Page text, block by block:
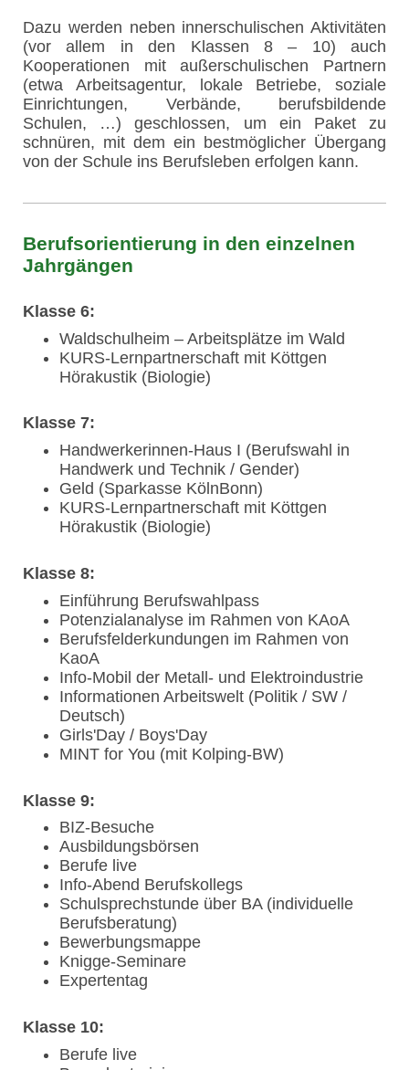
Dazu werden neben innerschulischen Aktivitäten
(vor allem in den Klassen 8 – 10) auch
Kooperationen mit außerschulischen Partnern
(etwa Arbeitsagentur, lokale Betriebe, soziale
Einrichtungen, Verbände, berufsbildende
Schulen, …) geschlossen, um ein Paket zu
schnüren, mit dem ein bestmöglicher Übergang
von der Schule ins Berufsleben erfolgen kann.
Berufsorientierung in den einzelnen
Jahrgängen
Klasse 6:
Waldschulheim – Arbeitsplätze im Wald
KURS-Lernpartnerschaft mit Köttgen
Hörakustik (Biologie)
Klasse 7:
Handwerkerinnen-Haus I (Berufswahl in
Handwerk und Technik / Gender)
Geld (Sparkasse KölnBonn)
KURS-Lernpartnerschaft mit Köttgen
Hörakustik (Biologie)
Klasse 8:
Einführung Berufswahlpass
Potenzialanalyse im Rahmen von KAoA
Berufsfelderkundungen im Rahmen von
KaoA
Info-Mobil der Metall- und Elektroindustrie
Informationen Arbeitswelt (Politik / SW /
Deutsch)
Girls'Day / Boys'Day
MINT for You (mit Kolping-BW)
Klasse 9:
BIZ-Besuche
Ausbildungsbörsen
Berufe live
Info-Abend Berufskollegs
Schulsprechstunde über BA (individuelle
Berufsberatung)
Bewerbungsmappe
Knigge-Seminare
Expertentag
Klasse 10:
Berufe live